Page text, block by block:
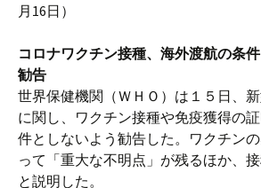
月16日）
コロナワクチン接種、海外渡航の条
勧告
世界保健機関（ＷＨＯ）は１５日、
に関し、ワクチン接種や免疫獲得の
件としないよう勧告した。ワクチン
って「重大な不明点」が残るほか、
と説明した。